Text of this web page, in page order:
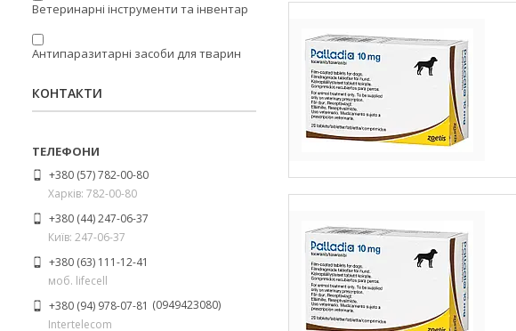
Ветеринарні інструменти та інвентар
Антипаразитарні засоби для тварин
КОНТАКТИ
+380 (57) 782-00-80
Харків: 782-00-80
+380 (44) 247-06-37
Київ: 247-06-37
+380 (63) 111-12-41
моб. lifecell
+380 (94) 978-07-81
0949423080
Intertelecom